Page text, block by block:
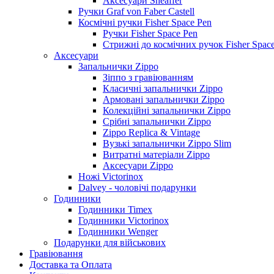
Ручки Graf von Faber Castell
Космічні ручки Fisher Space Pen
Ручки Fisher Space Pen
Стрижні до космічних ручок Fisher
Аксесуари
Запальнички Zippo
Зіппо з гравіюванням
Класичні запальнички Zippo
Армовані запальнички Zippo
Колекційні запальнички Zippo
Срібні запальнички Zippo
Zippo Replica & Vintage
Вузькі запальнички Zippo Slim
Витратні матеріали Zippo
Аксесуари Zippo
Ножі Victorinox
Dalvey - чоловічі подарунки
Годинники
Годинники Timex
Годинники Victorinox
Годинники Wenger
Подарунки для військових
Гравіювання
Доставка та Оплата